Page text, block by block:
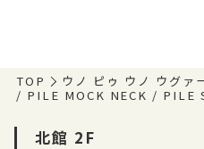
TOP ウノ ピゥ ウノ ウグァ
/ PILE MOCK NECK / PILE
北館 2F